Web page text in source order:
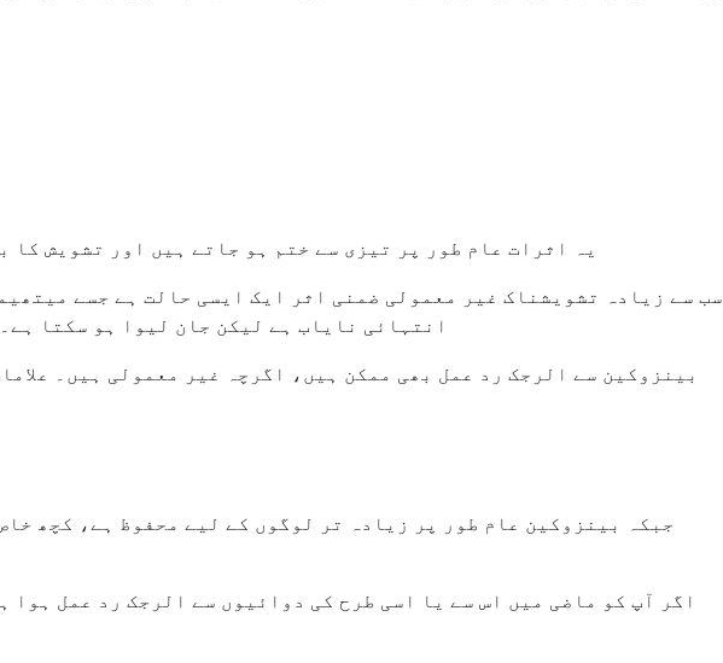
یہ اثرات عام طور پر تیزی سے ختم ہو جاتے ہیں اور تشویش
سب سے زیادہ تشویشناک غیر معمولی ضمنی اثر ایک ایسی حالت ہے جسے
انتہائی نایاب ہے لیکن جان لیوا ہو سکتا
بینزوکین سے الرجک رد عمل بھی ممکن ہیں، اگرچہ غیر معمولی ہیں۔
جبکہ بینزوکین عام طور پر زیادہ تر لوگوں کے لیے محفوظ ہے، کچھ
اگر آپ کو ماضی میں اس سے یا اسی طرح کی دوائیوں سے الرجک رد عمل